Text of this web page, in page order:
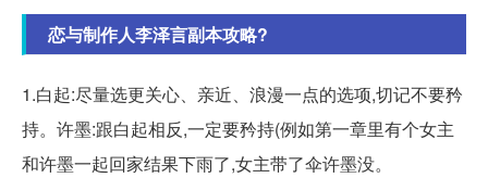
恋与制作人李泽言副本攻略?
1.白起:尽量选更关心、亲近、浪漫一点的选项,切记不要矜
持。许墨:跟白起相反,一定要矜持(例如第一章里有个女主
和许墨一起回家结果下雨了,女主带了伞许墨没。